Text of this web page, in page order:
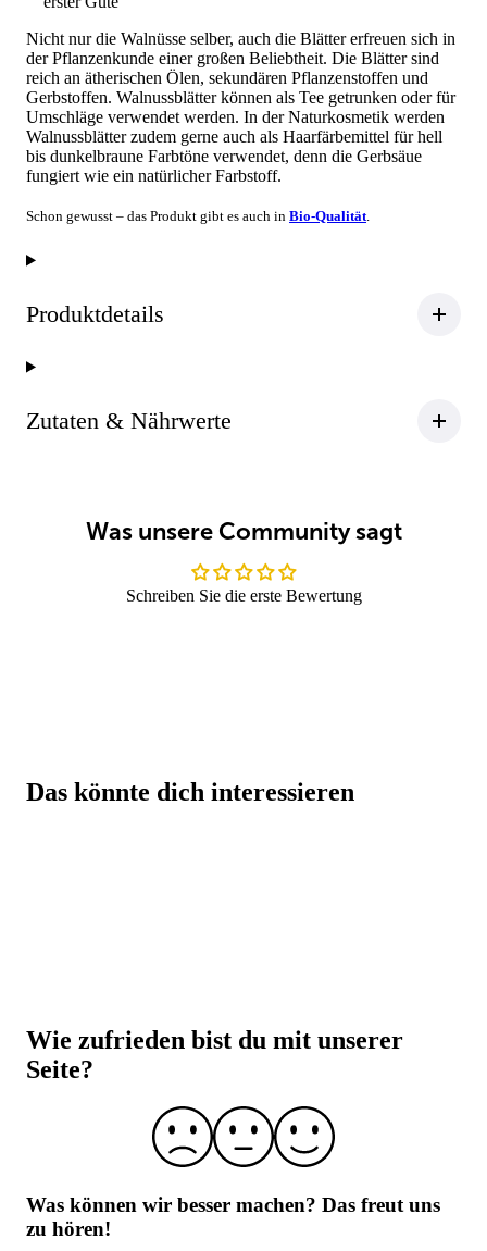
Nicht nur die Walnüsse selber, auch die Blätter erfreuen sich in
der Pflanzenkunde einer großen Beliebtheit. Die Blätter sind
reich an ätherischen Ölen, sekundären Pflanzenstoffen und
Gerbstoffen. Walnussblätter können als Tee getrunken oder für
Umschläge verwendet werden. In der Naturkosmetik werden
Walnussblätter zudem gerne auch als Haarfärbemittel für hell
bis dunkelbraune Farbtöne verwendet, denn die Gerbsäue
fungiert wie ein natürlicher Farbstoff.
Schon gewusst – das Produkt gibt es auch in Bio-Qualität
Produktdetails
Zutaten & Nährwerte
Was unsere Community sagt
Schreiben Sie die erste Bewertung
Das könnte dich interessieren
AT)
Laborgeprüfte Qualität und strenge
Über 10 Jahre Erfahrung
Wie zufrieden bist du mit unserer
Seite?
Was können wir besser machen? Das freut uns
zu hören!